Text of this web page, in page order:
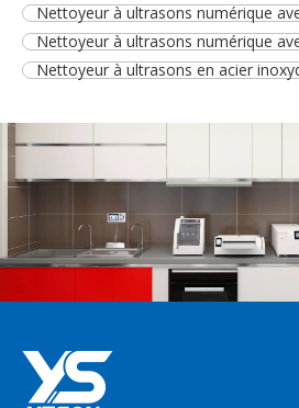
Nettoyeur à ultrasons numérique
Nettoyeur à ultrasons numérique
Nettoyeur à ultrasons en acier